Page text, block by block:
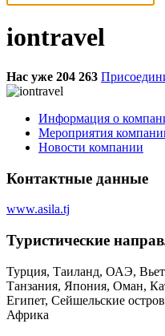
iontravel
Нас уже 204 263
Информация о
Мероприятия
Новости компании
Контактные данные
www.asila.tj
Туристическиe
Турция, Таиланд, ОАЭ,
Танзания, Япония, Оман,
Египет, Сейшельские
Африка